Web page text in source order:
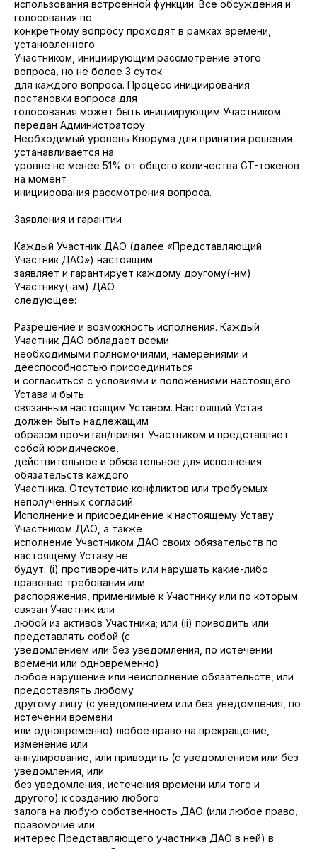
использования встроенной функции. Все обсуждения и
голосования по
конкретному вопросу проходят в рамках времени,
установленного
Участником, инициирующим рассмотрение этого
вопроса, но не более 3 суток
для каждого вопроса. Процесс инициирования
постановки вопроса для
голосования может быть инициирующим Участником
передан Администратору.
Необходимый уровень Кворума для принятия решения
устанавливается на
уровне не менее 51% от общего количества GT-токенов
на момент
инициирования рассмотрения вопроса.
Заявления и гарантии
Каждый Участник ДАО (далее «Представляющий
Участник ДАО») настоящим
заявляет и гарантирует каждому другому(-им)
Участнику(-ам) ДАО
следующее:
Разрешение и возможность исполнения. Каждый
Участник ДАО обладает всеми
необходимыми полномочиями, намерениями и
дееспособностью присоединиться
и согласиться с условиями и положениями настоящего
Устава и быть
связанным настоящим Уставом. Настоящий Устав
должен быть надлежащим
образом прочитан/принят Участником и представляет
собой юридическое,
действительное и обязательное для исполнения
обязательств каждого
Участника. Отсутствие конфликтов или требуемых
неполученных согласий.
Исполнение и присоединение к настоящему Уставу
Участником ДАО, а также
исполнение Участником ДАО своих обязательств по
настоящему Уставу не
будут: (i) противоречить или нарушать какие-либо
правовые требования или
распоряжения, применимые к Участнику или по которым
связан Участник или
любой из активов Участника; или (ii) приводить или
представлять собой (с
уведомлением или без уведомления, по истечении
времени или одновременно)
любое нарушение или неисполнение обязательств, или
предоставлять любому
другому лицу (с уведомлением или без уведомления, по
истечении времени
или одновременно) любое право на прекращение,
изменение или
аннулирование, или приводить (с уведомлением или без
уведомления, или
без уведомления, истечения времени или того и
другого) к созданию любого
залога на любую собственность ДАО (или любое право,
правомочие или
интерес Представляющего участника ДАО в ней) в